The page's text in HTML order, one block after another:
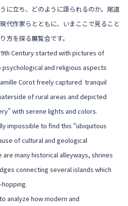
に立ち、どのように語られるのか。尾道
代作家らとともに、いまここで見ること
方を探る展覧会です。
Century started with pictures of
and religious aspects
Corot freely captured tranquil
of rural areas and depicted
with serene lights and colors.
impossible to find this “ubiquitous
of cultural and geological
many historical alleyways, shrines
connecting several islands which
analyze how modern and